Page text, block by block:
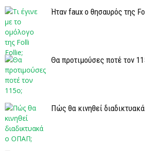
Ήταν faux ο θησαυρός της
Θα προτιμούσες ποτέ τον
Πώς θα κινηθεί